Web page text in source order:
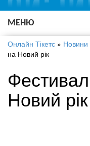
МЕНЮ
Онлайн Тікетс » Новини
на Новий рік
Новий рік